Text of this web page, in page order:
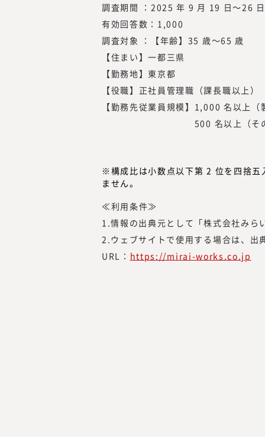
調査期間 ：2025 年 9 月 19 日～26 日
有効回答数：1,000
調査対象 ：【年齢】35 歳～65 歳
【住まい】一都三県
【勤務地】東京都
【役職】正社員管理職（課長職以上）
【勤務先従業員規模】1,000 名以上（
500 名以上（その他・
※構成比は小数点以下第 2 位を四捨
ません。
≪利用条件≫
1.情報の出典元として「株式会社みら
2.ウェブサイトで使用する場合は、出
URL： https://mirai-works.co.jp